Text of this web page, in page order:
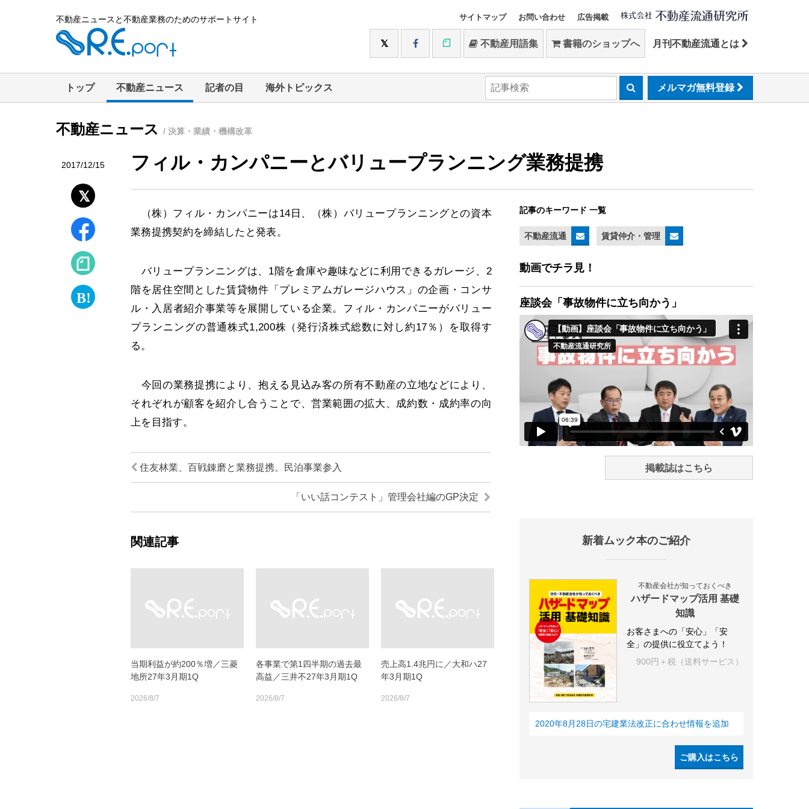
不動産ニュースと不動産業務のためのサポートサイト サイトマップ お問い合わせ 広告掲載
不動産用語集 書籍のショップへ 月刊不動産流通とは
トップ 不動産ニュース 記者の目 海外トピックス メルマガ無料登録
不動産ニュース / 決算・業績・機構改革
2017/12/15 フィル・カンパニーとバリュープランニング業務提携
（株）フィル・カンパニーは14日、（株）バリュープランニングとの資本
業務提携契約を締結したと発表。
バリュープランニングは、1階を倉庫や趣味などに利用できるガレージ、2
階を居住空間とした賃貸物件「プレミアムガレージハウス」の企画・コンサ
ル・入居者紹介事業等を展開している企業。フィル・カンパニーがバリュー
プランニングの普通株式1,200株（発行済株式総数に対し約17％）を取得す
る。
今回の業務提携により、抱える見込み客の所有不動産の立地などにより、
それぞれが顧客を紹介し合うことで、営業範囲の拡大、成約数・成約率の向
上を目指す。
住友林業、百戦錬磨と業務提携。民泊事業参入
「いい話コンテスト」管理会社編のGP決定
関連記事
当期利益が約200％増／三菱
地所27年3月期1Q
2026/8/7
各事業で第1四半期の過去最
高益／三井不27年3月期1Q
2026/8/7
売上高1.4兆円に／大和ハ27
年3月期1Q
2026/8/7
記事のキーワード 一覧
不動産流通 賃貸仲介・管理
動画でチラ見！
座談会「事故物件に立ち向かう」
掲載誌はこちら
新着ムック本のご紹介
不動産会社が知っておくべき
ハザードマップ活用 基礎
知識
お客さまへの「安心」「安
全」の提供に役立てよう！
900円＋税（送料サービス）
2020年8月28日の宅建業法改正に合わせ情報を追加
ご購入はこちら